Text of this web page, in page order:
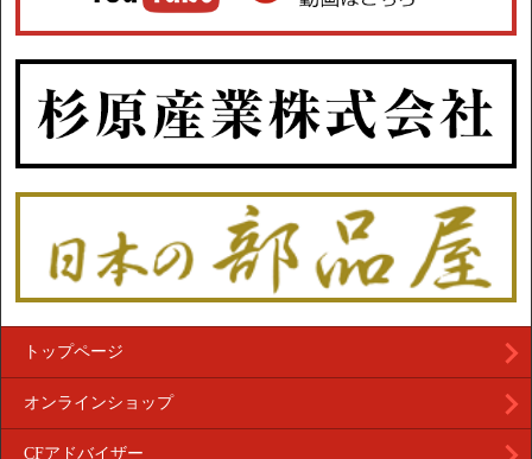
トップページ
オンラインショップ
CFアドバイザー